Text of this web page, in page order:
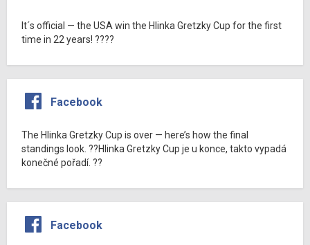
It´s official — the USA win the Hlinka Gretzky Cup for the first
time in 22 years! ????
Facebook
The Hlinka Gretzky Cup is over — here’s how the final
standings look. ??Hlinka Gretzky Cup je u konce, takto vypadá
konečné pořadí. ??
Facebook